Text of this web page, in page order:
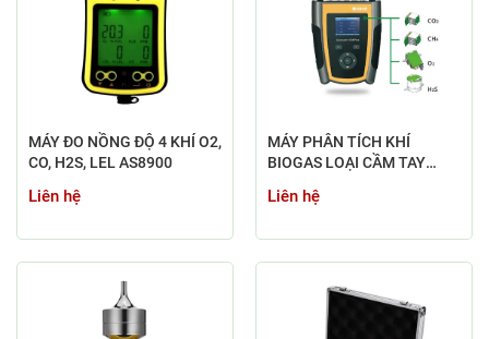
MÁY ĐO NỒNG ĐỘ 4 KHÍ O2,
CO, H2S, LEL AS8900
Liên hệ
MÁY PHÂN TÍCH KHÍ
BIOGAS LOẠI CẦM TAY
Liên hệ